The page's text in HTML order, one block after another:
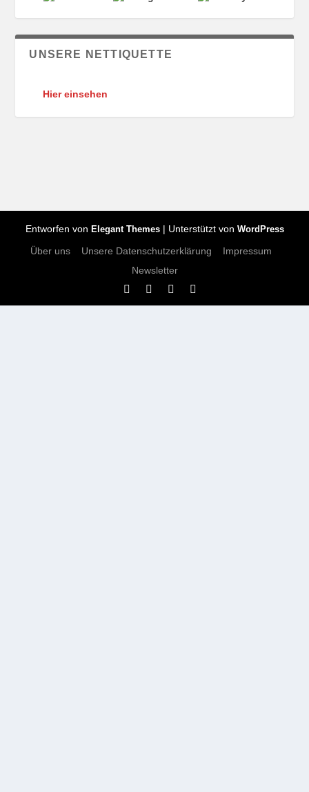
UNSERE NETTIQUETTE
Hier einsehen
Entworfen von Elegant Themes| Unterstützt von WordPress
Über uns Unsere Datenschutzerklärung
Impressum
Newsletter